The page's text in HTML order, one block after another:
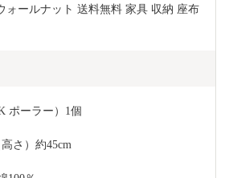
ォールナット 送料無料 家具 収納 座布
ポーラー）1個
さ）約45cm